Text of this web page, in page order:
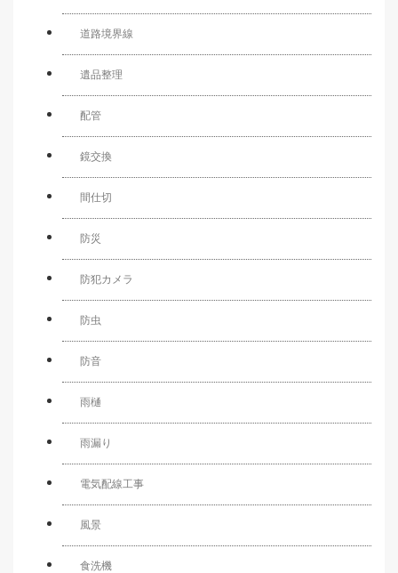
道路境界線
遺品整理
配管
鏡交換
間仕切
防災
防犯カメラ
防虫
防音
雨樋
雨漏り
電気配線工事
風景
食洗機